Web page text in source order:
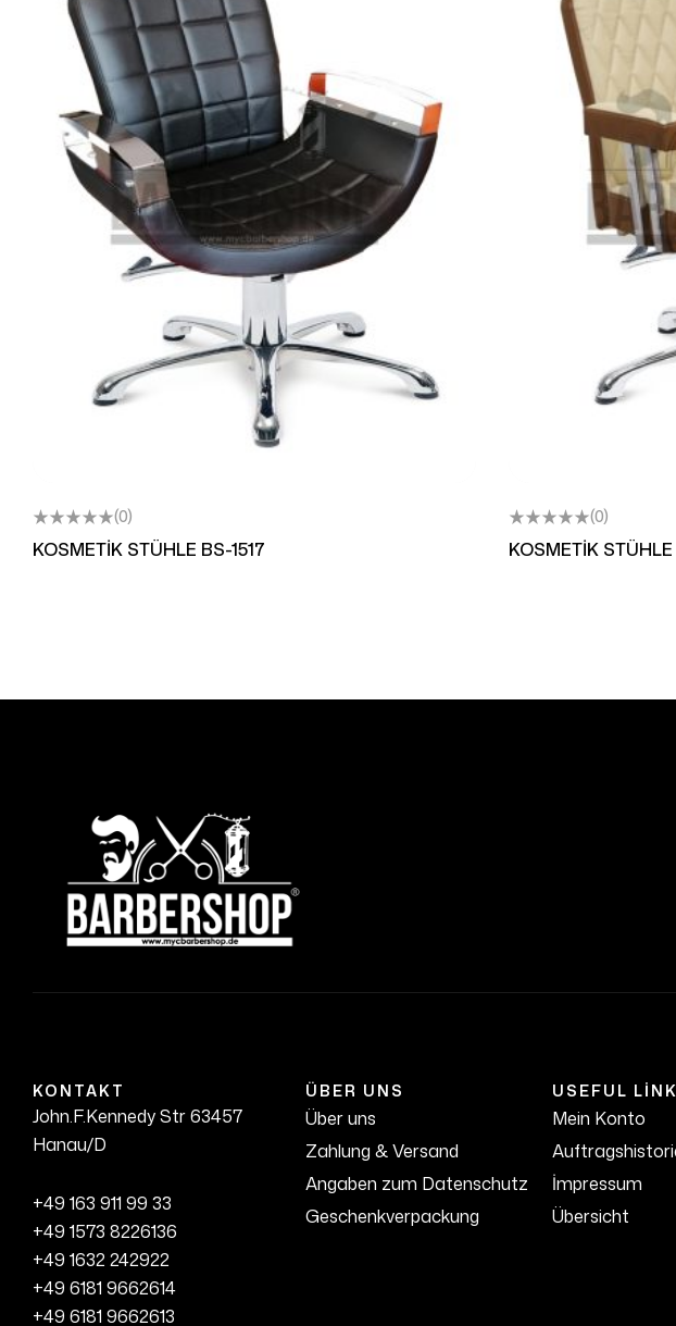
(0)
KOSMETİK STÜHLE BS-1517
(0)
KOSMETİK
KONTAKT
John.F.Kennedy Str 63457
Hanau/D
+49 163 911 99 33
+49 1573 8226136
+49 1632 242922
+49 6181 9662614
+49 6181 9662613
ÜBER UNS
Über uns
Zahlung & Versand
Angaben zum Datenschutz
Geschenkverpackung
USEFUL
Mein Konto
İmpressum
Übersicht